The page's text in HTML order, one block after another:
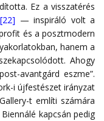
Ez a visszatérés
[22] — inspiráló volt a
és a posztmodern
hanem a
Ahogy
avantgárd eszme”.
i újfestészet irányzat
t említi számára
kapcsán pedig